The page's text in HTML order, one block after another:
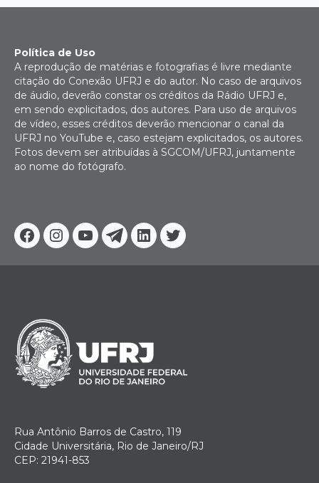
Facebook
Instagram
YoutubeTelegram
Linkedin
Twitter
Política de Uso
A reprodução de matérias e fotografias é livre mediante
citação do Conexão UFRJ e do autor. No caso de arquivos
de áudio, deverão constar os créditos da Rádio UFRJ e,
em sendo explicitados, dos autores. Para uso de arquivos
de vídeo, esses créditos deverão mencionar o canal da
UFRJ no YouTube e, caso estejam explicitados, os autores.
Fotos devem ser atribuídas à SGCOM/UFRJ, juntamente
ao nome do fotógrafo.
Rua Antônio Barros de Castro, 119
Cidade Universitária, Rio de Janeiro/RJ
CEP: 21941-853